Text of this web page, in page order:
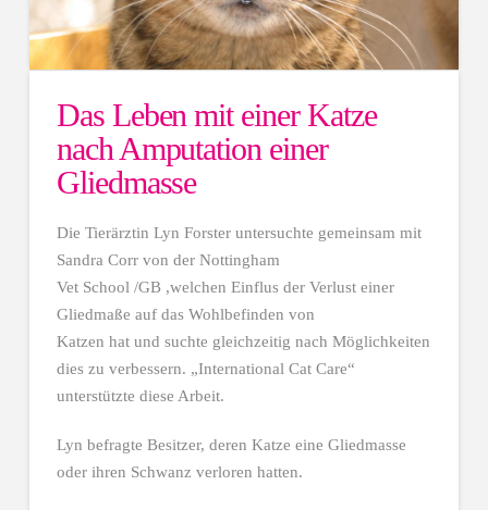
Das Leben mit einer Katze
nach Amputation einer
Gliedmasse
Die Tierärztin Lyn Forster untersuchte gemeinsam mit
Sandra Corr von der Nottingham
Vet School /GB ,welchen Einflus der Verlust einer
Gliedmaße auf das Wohlbefinden von
Katzen hat und suchte gleichzeitig nach Möglichkeiten
dies zu verbessern. „International Cat Care“
unterstützte diese Arbeit.
Lyn befragte Besitzer, deren Katze eine Gliedmasse
oder ihren Schwanz verloren hatten.